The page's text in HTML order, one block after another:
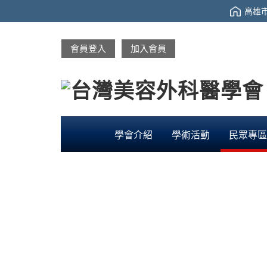
高雄
會員登入 加入會員
學會介紹 學術活動 民眾專區